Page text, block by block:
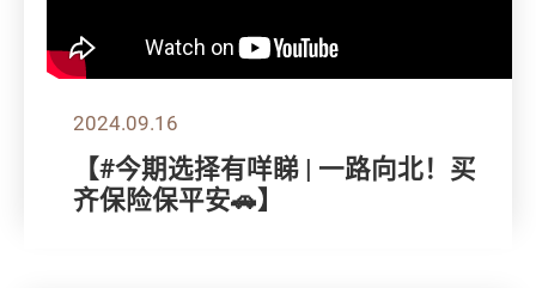
2024.09.16
【#今期选择有咩睇 | 一路向北！买
齐保险保平安🚗】